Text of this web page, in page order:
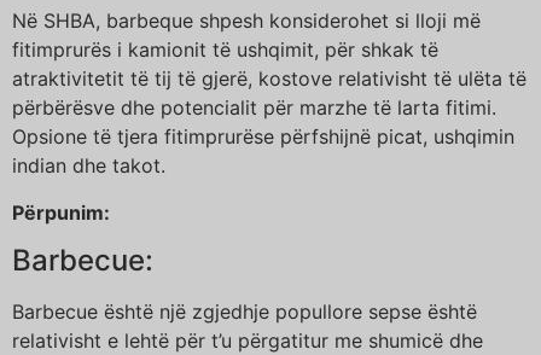
Në SHBA, barbeque shpesh konsiderohet si lloji më
fitimprurës i kamionit të ushqimit, për shkak të
atraktivitetit të tij të gjerë, kostove relativisht të ulëta të
përbërësve dhe potencialit për marzhe të larta fitimi.
Opsione të tjera fitimprurëse përfshijnë picat, ushqimin
indian dhe takot.
Përpunim:
Barbecue:
Barbecue është një zgjedhje popullore sepse është
relativisht e lehtë për t’u përgatitur me shumicë dhe